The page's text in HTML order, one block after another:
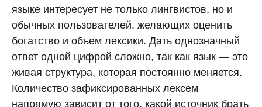
языке интересует не только лингвистов, но и
обычных пользователей, желающих оценить
богатство и объем лексики. Дать однозначный
ответ одной цифрой сложно, так как язык — это
живая структура, которая постоянно меняется.
Количество зафиксированных лексем
напрямую зависит от того, какой источник брать